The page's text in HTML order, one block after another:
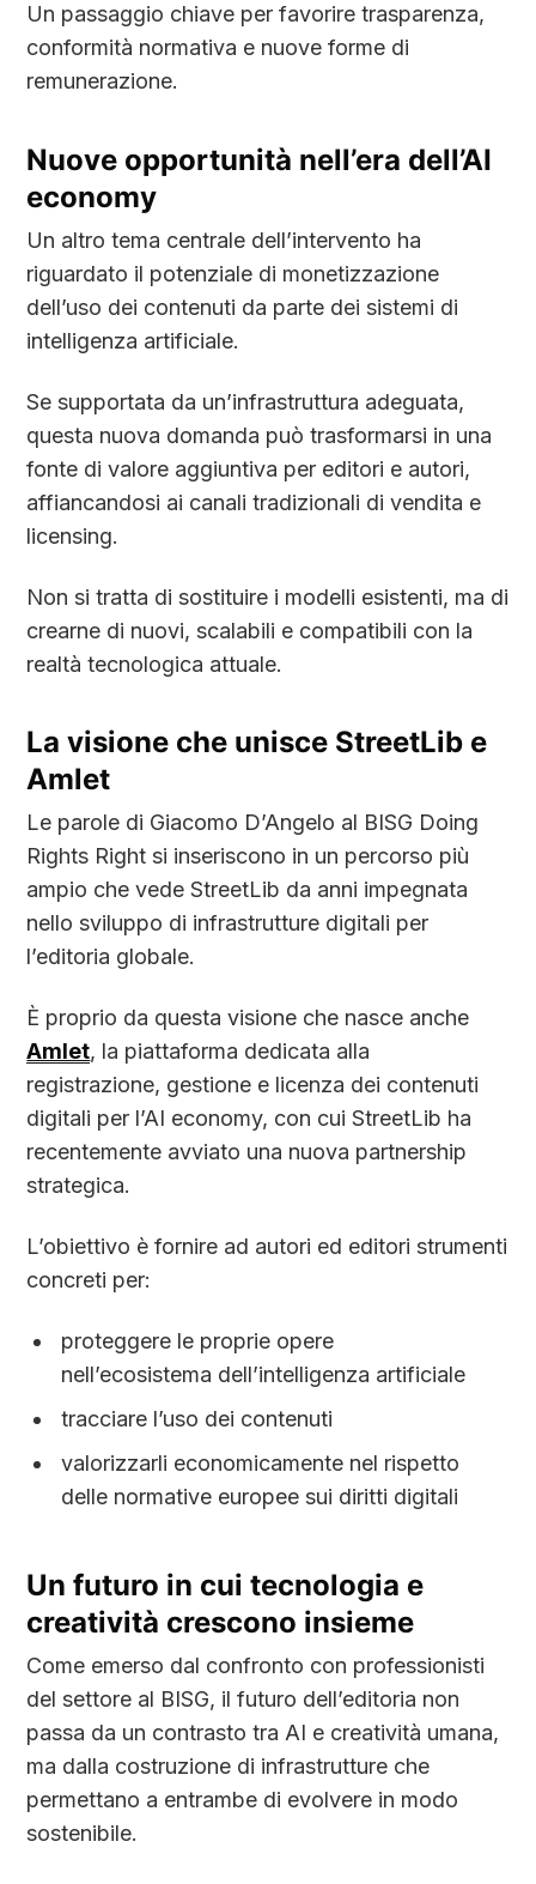
Un passaggio chiave per favorire trasparenza,
conformità normativa e nuove forme di
remunerazione.
Nuove opportunità nell’era dell’AI
economy
Un altro tema centrale dell’intervento ha
riguardato il potenziale di monetizzazione
dell’uso dei contenuti da parte dei sistemi di
intelligenza artificiale.
Se supportata da un’infrastruttura adeguata,
questa nuova domanda può trasformarsi in una
fonte di valore aggiuntiva per editori e autori,
affiancandosi ai canali tradizionali di vendita e
licensing.
Non si tratta di sostituire i modelli esistenti, ma di
crearne di nuovi, scalabili e compatibili con la
realtà tecnologica attuale.
La visione che unisce StreetLib e
Amlet
Le parole di Giacomo D’Angelo al BISG Doing
Rights Right si inseriscono in un percorso più
ampio che vede StreetLib da anni impegnata
nello sviluppo di infrastrutture digitali per
l’editoria globale.
È proprio da questa visione che nasce anche
Amlet, la piattaforma dedicata alla
registrazione, gestione e licenza dei contenuti
digitali per l’AI economy, con cui StreetLib ha
recentemente avviato una nuova partnership
strategica.
L’obiettivo è fornire ad autori ed editori strumenti
concreti per:
proteggere le proprie opere
nell’ecosistema dell’intelligenza artificiale
tracciare l’uso dei contenuti
valorizzarli economicamente nel rispetto
delle normative europee sui diritti digitali
Un futuro in cui tecnologia e
creatività crescono insieme
Come emerso dal confronto con professionisti
del settore al BISG, il futuro dell’editoria non
passa da un contrasto tra AI e creatività umana,
ma dalla costruzione di infrastrutture che
permettano a entrambe di evolvere in modo
sostenibile.